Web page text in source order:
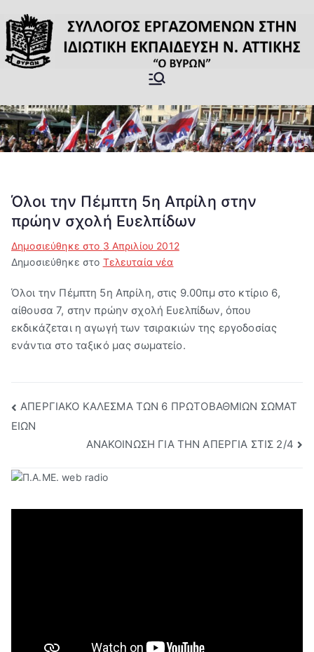
στο
περιεχόμενο
Εργαζομέν
ων στην
Ιδιωτική
Εκπαίδευσ
Αττικής "Ο
Βύρων"
εκπαιδευτικών Βύρωνας
Όλοι την Πέμπτη 5η Απρίλη στην
πρώην σχολή Ευελπίδων
Δημοσιεύθηκε στο 3 Απριλίου 2012
Δημοσιεύθηκε στο Τελευταία νέα
Όλοι την Πέμπτη 5η Απρίλη, στις 9.00πμ στο κτίριο 6,
αίθουσα 7, στην πρώην σχολή Ευελπίδων, όπου
εκδικάζετα​ι η αγωγή των τσιρακιών της εργοδοσίας
ενάντια στο ταξικό μας σωματείο.
Πλοήγηση
άρθρων
ΑΠΕΡΓΙΑΚΟ ΚΑΛΕΣΜΑ ΤΩΝ 6 ΠΡΩΤΟΒΑΘΜΙΩΝ ΣΩΜΑΤ
ΕΙΩΝ
ΑΝΑΚΟΙΝΩΣΗ ΓΙΑ ΤΗΝ ΑΠΕΡΓΙΑ ΣΤΙΣ 2/4